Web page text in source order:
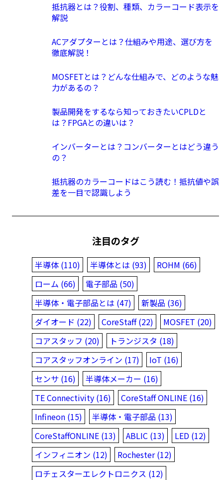
抵抗器とは？役割、種類、カラーコード表示を
解説
ACアダプターとは？仕組みや用途、選び方を
徹底解説！
MOSFETとは？どんな仕組みで、どのような魅
力があるの？
製品開発をするなら知っておきたいCPLDと
は？FPGAとの違いは？
インバーターとは？コンバーターとはどう違う
の？
抵抗器のカラーコードはこう読む！抵抗値や誤
差を一目で認識しよう
注目のタグ
半導体 (110) 半導体とは (93)
ROHM (66)
ローム (66)
電子部品 (50)
半導体・電子部品とは (47)
新製品 (36)
ダイオード (22)
CoreStaff (22)
MOSFET (20)
コアスタッフ (20)
トランジスタ (18)
コアスタッフオンライン (17)
IoT (16)
センサ (16)
半導体メーカー (16)
TE Connectivity (16)
CoreStaff ONLINE (16)
Infineon (15)
半導体・電子部品 (13)
CoreStaffONLINE (13)
ABLIC (13)
LED (12)
インフィニオン (12)
Rochester (12)
ロチェスターエレクトロニクス (12)